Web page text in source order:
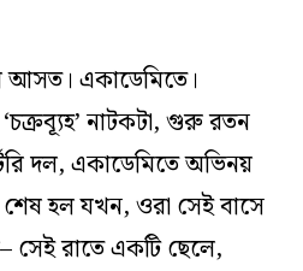
আসত। একাডেমিতে।
নাটকটা, গুরু রতন
দল, একাডেমিতে অভিনয়
হল যখন, ওরা সেই বাসে
সেই রাতে একটি ছেলে,